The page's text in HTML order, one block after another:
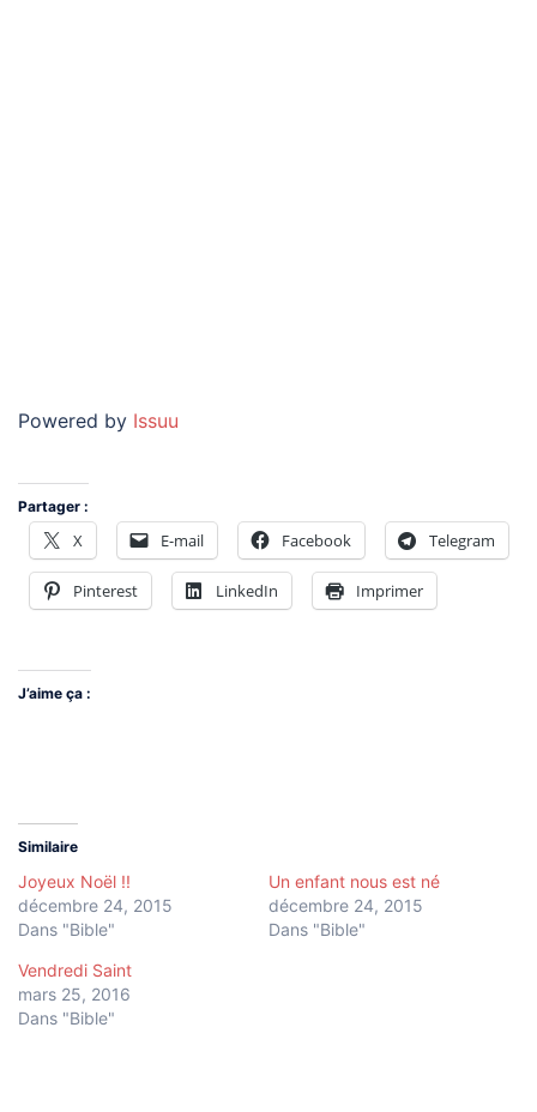
Powered by Issuu
Partager :
X E-mail Facebook Telegram
Pinterest LinkedIn Imprimer
J’aime ça :
Similaire
Joyeux Noël !!
décembre 24, 2015
Dans "Bible"
Un enfant nous est né
décembre 24, 2015
Dans "Bible"
Vendredi Saint
mars 25, 2016
Dans "Bible"